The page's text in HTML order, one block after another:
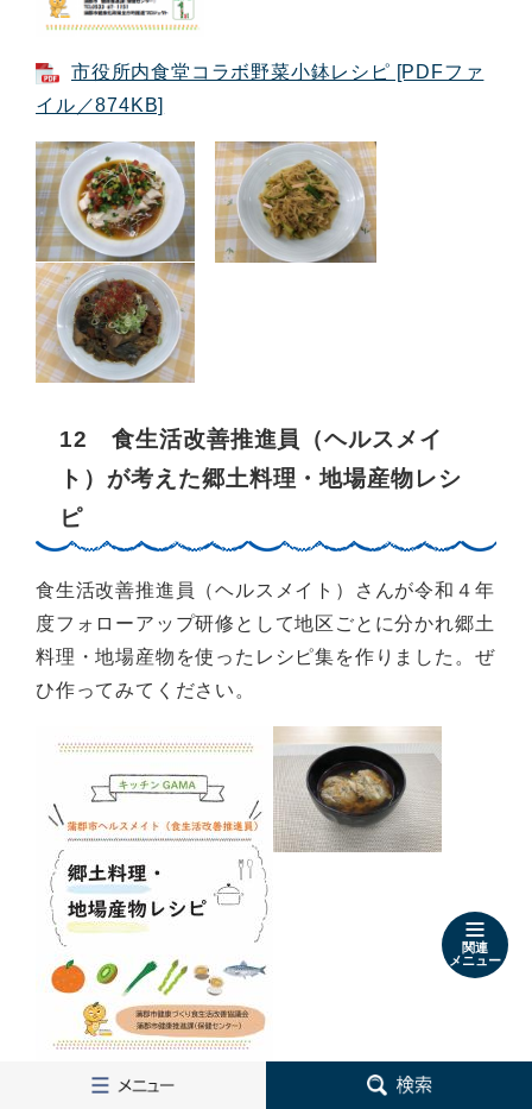
関連
メニュー
市役所内食堂コラボ野菜小鉢レシピ [PDFファ
イル／874KB]
12 食生活改善推進員（ヘルスメイ
ト）が考えた郷土料理・地場産物レシ
ピ
食生活改善推進員（ヘルスメイト）さんが令和４年
度フォローアップ研修として地区ごとに分かれ郷土
料理・地場産物を使ったレシピ集を作りました。ぜ
ひ作ってみてください。